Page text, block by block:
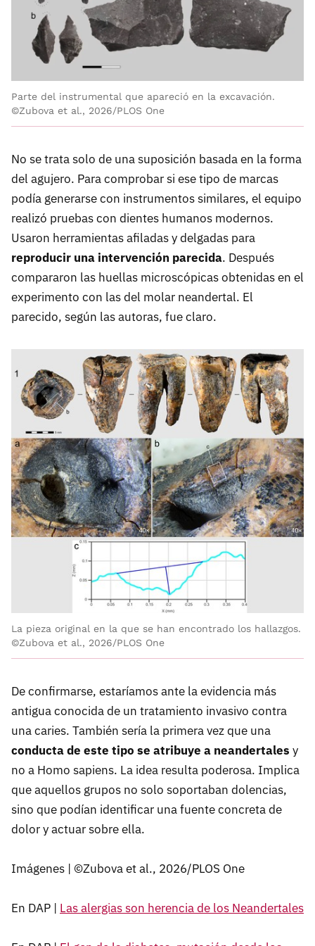
Parte del instrumental que apareció en la excavación.
©Zubova et al., 2026/PLOS One
No se trata solo de una suposición basada en la forma
del agujero. Para comprobar si ese tipo de marcas
podía generarse con instrumentos similares, el equipo
realizó pruebas con dientes humanos modernos.
Usaron herramientas afiladas y delgadas para
reproducir una intervención parecida. Después
compararon las huellas microscópicas obtenidas en el
experimento con las del molar neandertal. El
parecido, según las autoras, fue claro.
La pieza original en la que se han encontrado los hallazgos.
©Zubova et al., 2026/PLOS One
De confirmarse, estaríamos ante la evidencia más
antigua conocida de un tratamiento invasivo contra
una caries. También sería la primera vez que una
conducta de este tipo se atribuye a neandertales y
no a Homo sapiens. La idea resulta poderosa. Implica
que aquellos grupos no solo soportaban dolencias,
sino que podían identificar una fuente concreta de
dolor y actuar sobre ella.
Imágenes | ©Zubova et al., 2026/PLOS One
En DAP | Las alergias son herencia de los Neandertales